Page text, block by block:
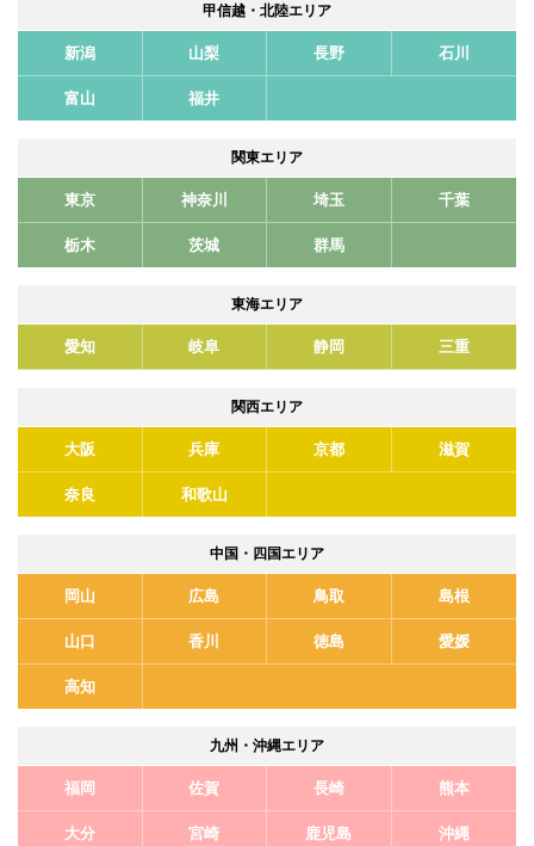
甲信越・北陸エリア
新潟 山梨 長野 石川
富山 福井
関東エリア
東京 神奈川 埼玉 千葉
栃木 茨城 群馬
東海エリア
愛知 岐阜 静岡 三重
関西エリア
大阪 兵庫 京都 滋賀
奈良 和歌山
中国・四国エリア
岡山 広島 鳥取 島根
山口 香川 徳島 愛媛
高知
九州・沖縄エリア
福岡 佐賀 長崎 熊本
大分 宮崎 鹿児島 沖縄